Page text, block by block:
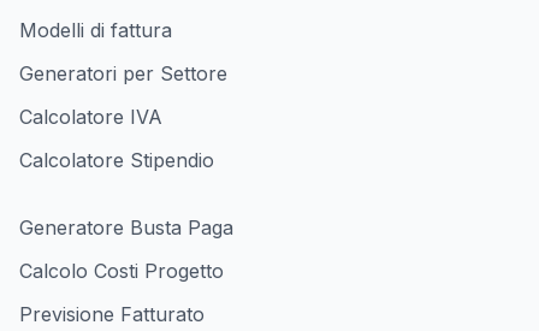
Modelli di fattura
Generatori per Settore
Calcolatore IVA
Calcolatore Stipendio
Generatore Busta Paga
Calcolo Costi Progetto
Previsione Fatturato